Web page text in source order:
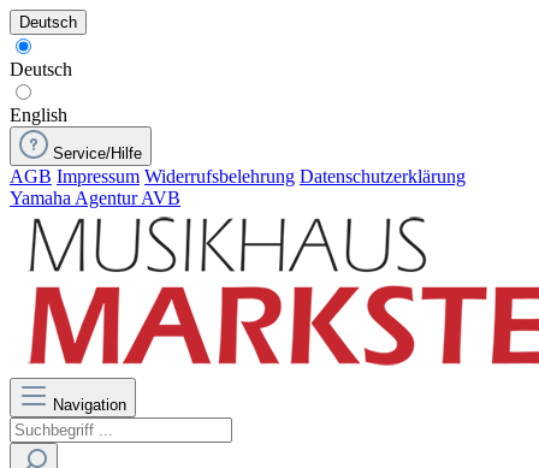
Deutsch
Deutsch
English
Service/Hilfe
AGB Impressum Widerrufsbelehrung Datenschutzerklärung
Yamaha Agentur AVB
Navigation